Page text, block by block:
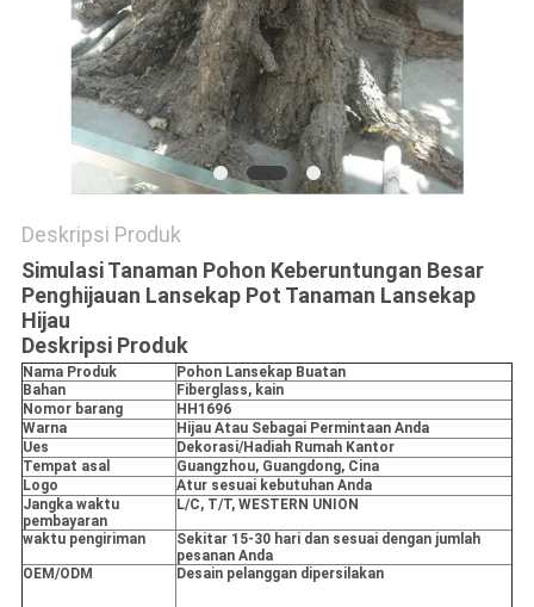
KEBIJAKAN
PRIVASI
Deskripsi Produk
Simulasi Tanaman Pohon Keberuntungan Besar
Penghijauan Lansekap Pot Tanaman Lansekap
Hijau
Deskripsi Produk
Nama Produk
Pohon Lansekap Buatan
Bahan
Fiberglass, kain
Nomor barang
HH1696
Warna
Hijau Atau Sebagai Permintaan Anda
Ues
Dekorasi/Hadiah Rumah Kantor
Tempat asal
Guangzhou, Guangdong, Cina
Logo
Atur sesuai kebutuhan Anda
Jangka waktu
pembayaran
L/C, T/T, WESTERN UNION
waktu pengiriman
Sekitar 15-30 hari dan sesuai dengan jumlah
pesanan Anda
OEM/ODM
Desain pelanggan dipersilakan